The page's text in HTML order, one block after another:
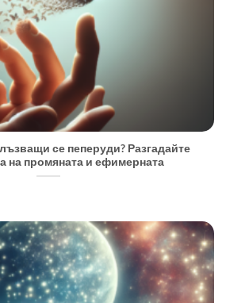
се пеперуди? Разгадайте
на промяната и ефимерната